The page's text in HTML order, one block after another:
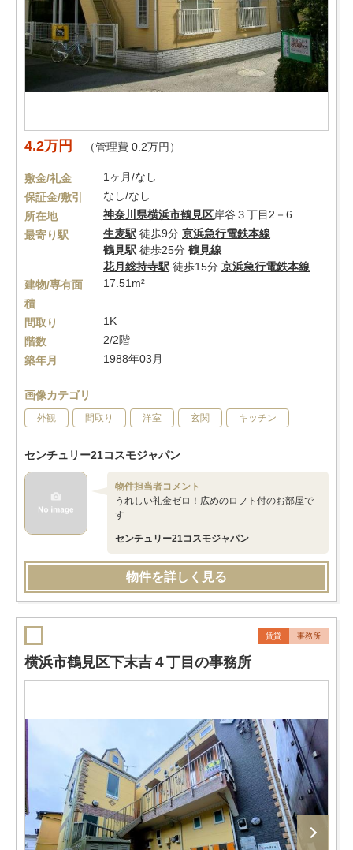
4.2万円 （管理費 0.2万円）
敷金/礼金
1ヶ月/なし
保証金/敷引
なし/なし
所在地
神奈川県横浜市鶴見区岸谷３丁目2－6
最寄り駅
生麦駅 徒歩9分 京浜急行電鉄本線
鶴見駅 徒歩25分 鶴見線
花月総持寺駅 徒歩15分 京浜急行電鉄本線
建物/専有面
積
17.51m²
間取り
1K
階数
2/2階
築年月
1988年03月
画像カテゴリ
外観 間取り 洋室 玄関 キッチン
センチュリー21コスモジャパン
物件担当者コメント
うれしい礼金ゼロ！広めのロフト付のお部屋で
す
センチュリー21コスモジャパン
物件を詳しく見る
賃貸 事務所
横浜市鶴見区下末吉４丁目の事務所